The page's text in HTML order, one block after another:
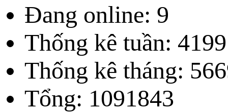
Đang online: 9
Thống kê tuần: 4199
Thống kê tháng:
Tổng: 1091843